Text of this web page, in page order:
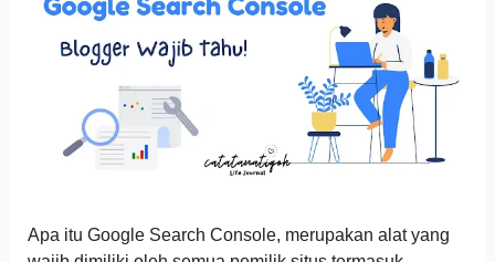
Apa itu Google Search Console, merupakan alat yang